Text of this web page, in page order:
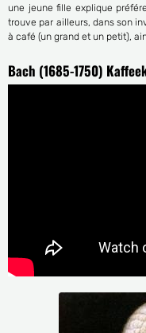
une jeune fille explique
trouve par ailleurs, dans son
à café (un grand et un petit),
Bach (1685-1750)